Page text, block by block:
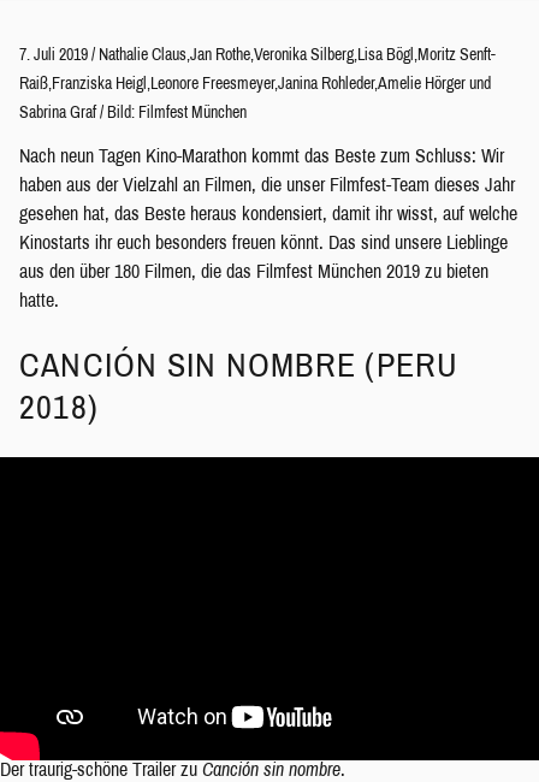
7. Juli 2019 / Nathalie Claus,Jan Rothe,Veronika Silberg,Lisa Bögl ,Moritz Senft-
Raiß,Franziska Heigl ,Leonore Freesmeyer,Janina Rohleder,Amelie Hörger und
Sabrina Graf / Bild: Filmfest München
Nach neun Tagen Kino-Marathon kommt das Beste zum Schluss: Wir
haben aus der Vielzahl an Filmen, die unser Filmfest-Team dieses Jahr
gesehen hat, das Beste heraus kondensiert, damit ihr wisst, auf welche
Kinostarts ihr euch besonders freuen könnt. Das sind unsere Lieblinge
aus den über 180 Filmen, die das Filmfest München 2019 zu bieten
hatte.
CANCIÓN SIN NOMBRE (PERU
2018)
Der traurig-schöne Trailer zu Canción sin nombre.